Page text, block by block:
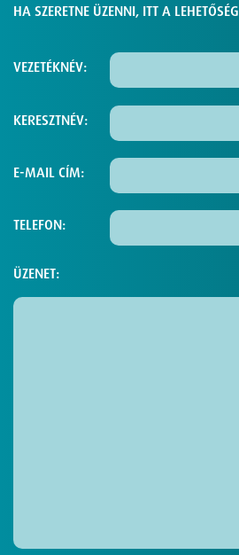
HA SZERETNE ÜZENNI, ITT A LEHETŐSÉG
VEZETÉKNÉV:
KERESZTNÉV:
E-MAIL CÍM:
TELEFON:
ÜZENET: